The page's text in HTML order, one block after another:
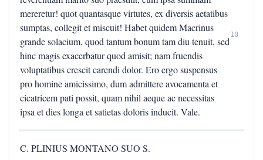
mereretur! quot quantasque virtutes, ex diversis aetatibus
sumptas, collegit et miscuit! Habet quidem Macrinus
grande solacium, quod tantum bonum tam diu tenuit, sed
hinc magis exacerbatur quod amisit; nam fruendis
voluptatibus crescit carendi dolor. Ero ergo suspensus
pro homine amicissimo, dum admittere avocamenta et
cicatricem pati possit, quam nihil aeque ac necessitas
ipsa et dies longa et satietas doloris inducit. Vale.
10
C. PLINIUS MONTANO SUO S.